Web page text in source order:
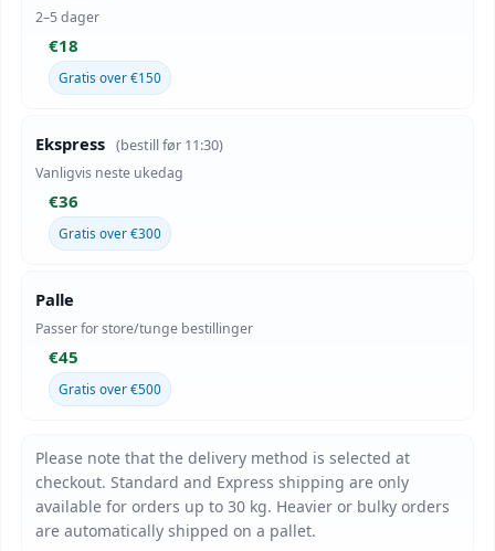
2–5 dager
€18
Gratis over €150
Ekspress (bestill før 11:30)
Vanligvis neste ukedag
€36
Gratis over €300
Palle
Passer for store/tunge bestillinger
€45
Gratis over €500